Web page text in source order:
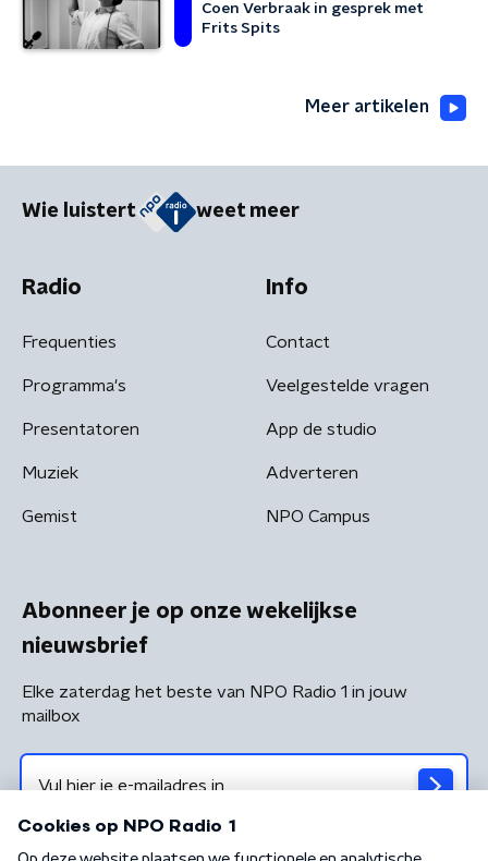
Coen Verbraak in gesprek met
Frits Spits
Meer artikelen
Wie luistert weet meer
Radio
Frequenties
Programma's
Presentatoren
Muziek
Gemist
Info
Contact
Veelgestelde vragen
App de studio
Adverteren
NPO Campus
Abonneer je op onze wekelijkse
nieuwsbrief
Elke zaterdag het beste van NPO Radio 1 in jouw
mailbox